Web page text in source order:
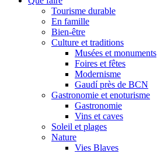
Tourisme durable
En famille
Bien-être
Culture et traditions
Musées et monuments
Foires et fêtes
Modernisme
Gaudí près de BCN
Gastronomie et enoturisme
Gastronomie
Vins et caves
Soleil et plages
Nature
Vies Blaves